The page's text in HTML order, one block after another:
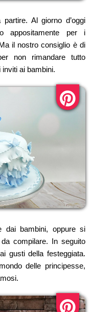
Al giorno d’oggi
appositamente per i
il nostro consiglio è di
non rimandare tutto
inviti ai bambini.
bambini, oppure si
compilare. In seguito
gusti della festeggiata.
delle principesse,